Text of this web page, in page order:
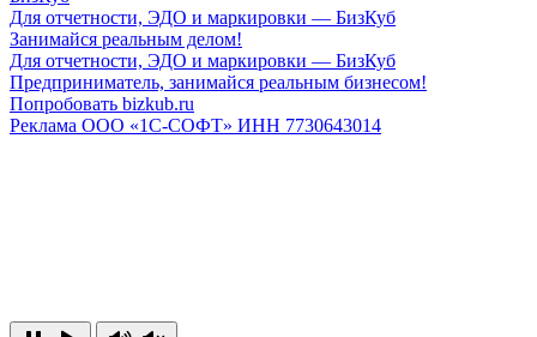
Для отчетности, ЭДО и маркировки — БизКуб
Занимайся реальным делом!
Для отчетности, ЭДО и маркировки — БизКуб
Предприниматель, занимайся реальным бизнесом!
Попробовать bizkub.ru
Реклама ООО «1С-СОФТ» ИНН 7730643014